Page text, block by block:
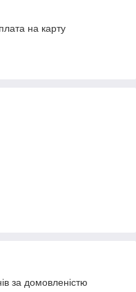
на карту
за домовленістю